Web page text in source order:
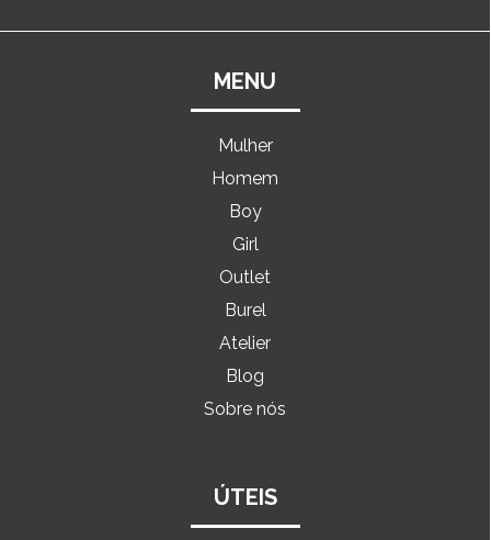
MENU
Mulher
Homem
Boy
Girl
Outlet
Burel
Atelier
Blog
Sobre nós
ÚTEIS